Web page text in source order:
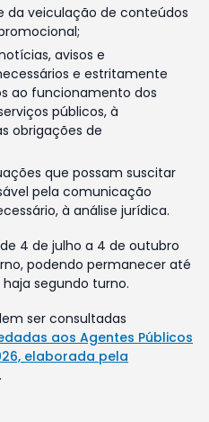
da veiculação de conteúdos
avisos e
e estritamente
ao funcionamento dos
públicos, à
obrigações de
que possam suscitar
pela comunicação
à análise jurídica.
4 de julho a 4 de outubro
podendo permanecer até
segundo turno.
ser consultadas
aos Agentes Públicos
elaborada pela
.